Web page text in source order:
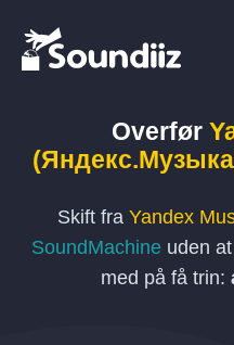
Overfør
Skift fra Yandex
SoundMachine uden
med på få trin: